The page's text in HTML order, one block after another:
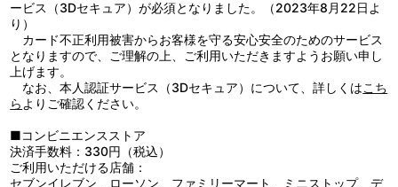
3：げんしけん２：：♪千佳ちゃん、はね
4：げんしけん２：：いそがしいげんしけん －Ｔｈｅｍｅ １－
5：げんしけん２：：くつろぐげんしけん －Ｔｈｅｍｅ １ ａ
ｒｒａｎｇｅ－
6：げんしけん２：：うっとおしいクッチー －Ｔｈｅｍｅ ２－
7：げんしけん２：：あ～ やっちゃった…
8：げんしけん２：：ほがらかげんしけん
10：げんしけん２：：ゆうがたげんしけん －Ｔｈｅｍｅ ２－
11：げんしけん２：：コミフェスのテーマ －笹原のキタイ－
12：げんしけん２：：笹、班目、戦闘気分でコミフェス当選に興奮
ービス（3Dセキュア）が必須となりました。（2023年8月22日よ
り）
カード不正利用被害からお客様を守る安心安全のためのサービス
となりますので、ご理解の上、ご利用いただきますようお願い申し
上げます。
なお、本人認証サービス（3Dセキュア）について、詳しくはこち
ら よりご確認ください。
■コンビニエンスストア
決済手数料：330円（税込）
ご利用いただける店舗：
セブンイレブン、ローソン、ファミリーマート、ミニストップ、デ